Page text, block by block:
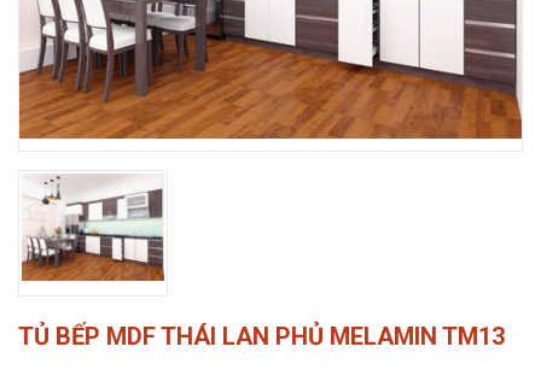
TỦ BẾP MDF THÁI LAN PHỦ MELAMIN TM13